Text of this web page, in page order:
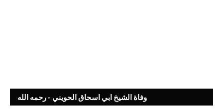
وفاة الشيخ ابي اسحاق الحويني - رحمه الله